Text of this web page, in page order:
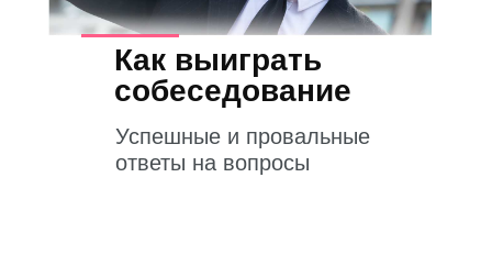
Как выиграть
собеседование
Успешные и провальные
ответы на вопросы